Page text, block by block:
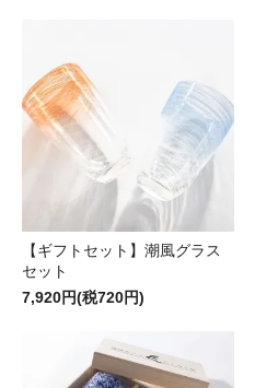
【ギフトセット】潮風グラス
セット
7,920円(税720円)